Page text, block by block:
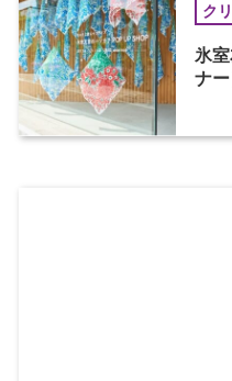
ク
氷
ナー